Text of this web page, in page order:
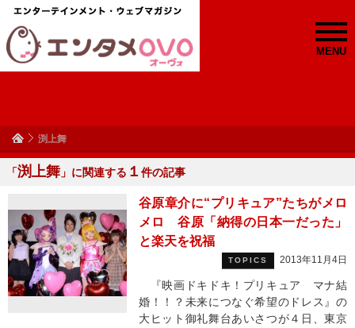
MENU
渕上舞
「渕上舞 」に関連する １ 件の記事
谷原章介に“プリキュア”たちがメロ
メロ 谷原「納得の日本一だった」
と楽天を祝福
TOPICS 2013年11月4日
『映画ドキドキ！プリキュア マナ結
婚！！？未来につなぐ希望のドレス』の
大ヒット御礼舞台あいさつが４日、東京